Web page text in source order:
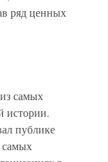
ряд ценных
самых
истории.
публике
самых